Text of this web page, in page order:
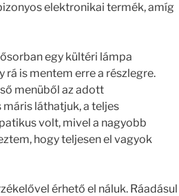
elektronikai termék, amíg
egy kültéri lámpa
is mentem erre a részlegre.
menüből az adott
láthatjuk, a teljes
volt, mivel a nagyobb
hogy teljesen el vagyok
érhető el náluk. Ráadásul